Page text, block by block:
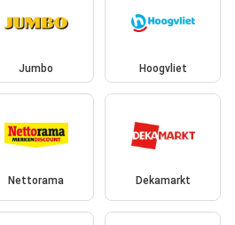
Jumbo Hoogvliet
Nettorama Dekamarkt